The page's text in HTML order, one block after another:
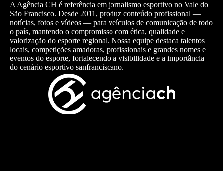
A Agência CH é referência em jornalismo esportivo no Vale do
São Francisco. Desde 2011, produz conteúdo profissional —
notícias, fotos e vídeos — para veículos de comunicação de todo
o país, mantendo o compromisso com ética, qualidade e
valorização do esporte regional. Nossa equipe destaca talentos
locais, competições amadoras, profissionais e grandes nomes e
eventos do esporte, fortalecendo a visibilidade e a importância
do cenário esportivo sanfranciscano.